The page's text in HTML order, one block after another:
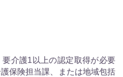
介護1以上の認定取得が必要
保険担当課、または地域包括